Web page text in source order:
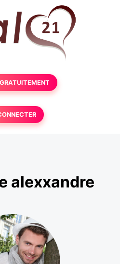
alexxandre